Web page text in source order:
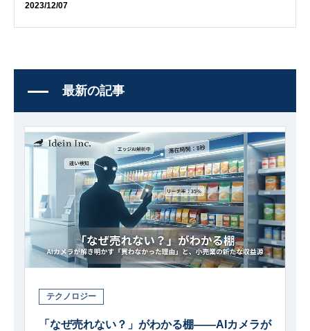
2023/12/07
最新の記事
テクノロジー
「なぜ売れない？」がわかる棚――AIカメラが